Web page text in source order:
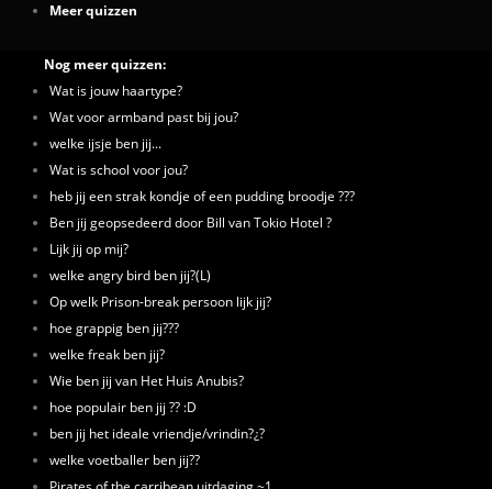
Meer quizzen
Nog meer quizzen:
Wat is jouw haartype?
Wat voor armband past bij jou?
welke ijsje ben jij...
Wat is school voor jou?
heb jij een strak kondje of een pudding broodje ???
Ben jij geopsedeerd door Bill van Tokio Hotel ?
Lijk jij op mij?
welke angry bird ben jij?(L)
Op welk Prison-break persoon lijk jij?
hoe grappig ben jij???
welke freak ben jij?
Wie ben jij van Het Huis Anubis?
hoe populair ben jij ?? :D
ben jij het ideale vriendje/vrindin?¿?
welke voetballer ben jij??